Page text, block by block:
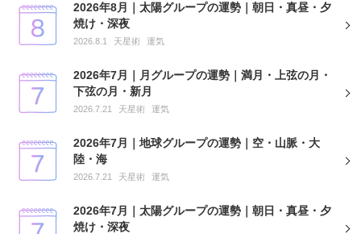
2026年8月｜太陽グループの運勢｜朝日・真昼・夕
焼け・深夜
2026.8.1 天星術 運気
2026年7月｜月グループの運勢｜満月・上弦の月・
下弦の月・新月
2026.7.21 天星術 運気
2026年7月｜地球グループの運勢｜空・山脈・大
陸・海
2026.7.21 天星術 運気
2026年7月｜太陽グループの運勢｜朝日・真昼・夕
焼け・深夜